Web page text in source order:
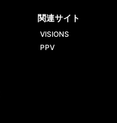
関連サイト
VISIONS
PPV